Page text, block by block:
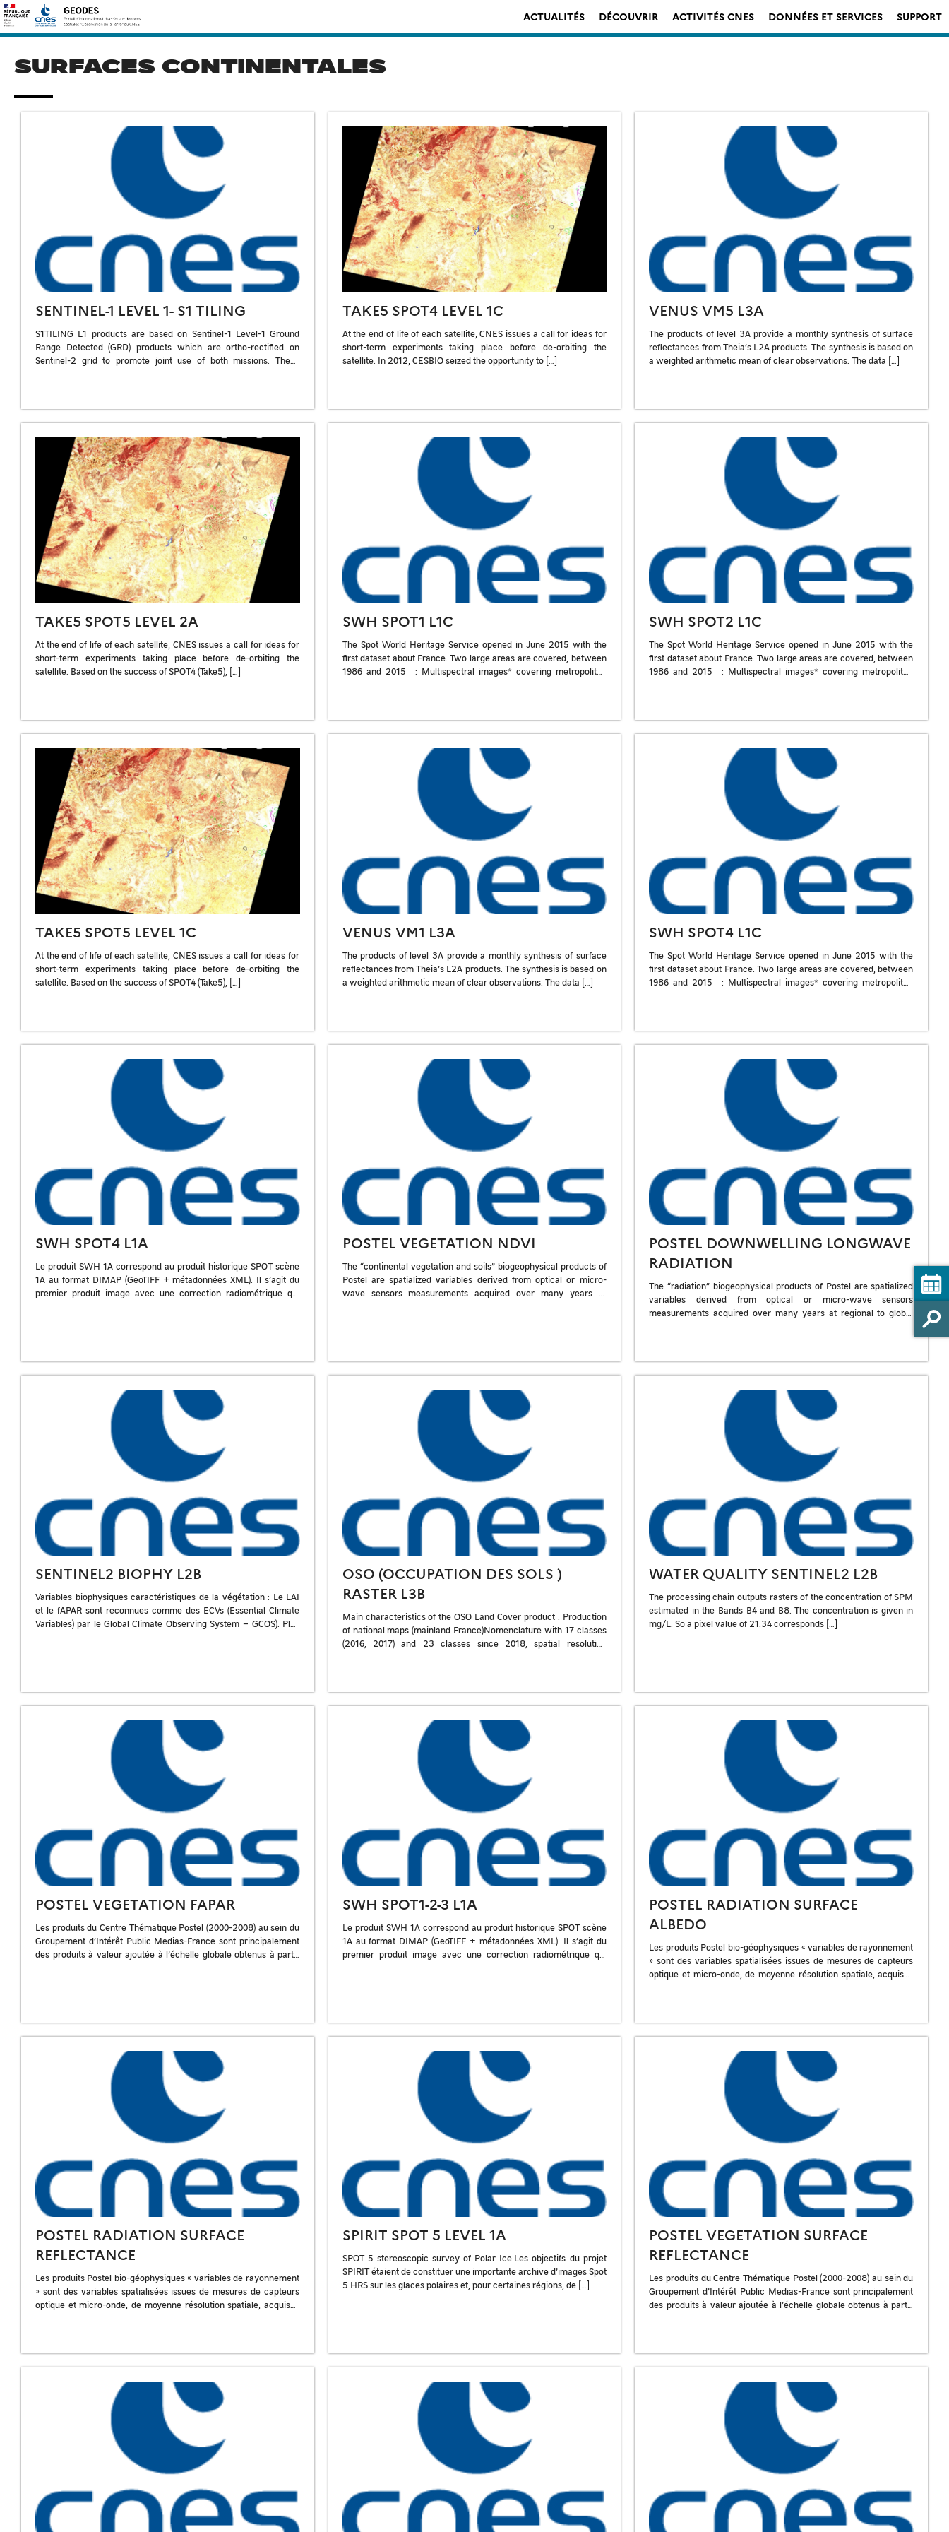
Skip
to
content
ACTUALITÉS DÉCOUVRIR ACTIVITÉS CNES DONNÉES ET SERVICES SUPPORT
SURFACES CONTINENTALES
SENTINEL-1 LEVEL 1- S1 TILING
S1TILING L1 products are based on Sentinel-1 Level-1 Ground
Range Detected (GRD) products which are ortho-rectified on
Sentinel-2 grid to promote joint use of both missions. These
TAKE5 SPOT4 LEVEL 1C
At the end of life of each satellite, CNES issues a call for ideas for
short-term experiments taking place before de-orbiting the
satellite. In 2012, CESBIO seized the opportunity to […]
VENUS VM5 L3A
The products of level 3A provide a monthly synthesis of surface
reflectances from Theia’s L2A products. The synthesis is based on
a weighted arithmetic mean of clear observations. The data […]
TAKE5 SPOT5 LEVEL 2A
At the end of life of each satellite, CNES issues a call for ideas for
short-term experiments taking place before de-orbiting the
satellite. Based on the success of SPOT4 (Take5), […]
SWH SPOT1 L1C
The Spot World Heritage Service opened in June 2015 with the
first dataset about France. Two large areas are covered, between
1986 and 2015 : Multispectral images* covering metropolitan
SWH SPOT2 L1C
The Spot World Heritage Service opened in June 2015 with the
first dataset about France. Two large areas are covered, between
1986 and 2015 : Multispectral images* covering metropolitan
TAKE5 SPOT5 LEVEL 1C
At the end of life of each satellite, CNES issues a call for ideas for
short-term experiments taking place before de-orbiting the
satellite. Based on the success of SPOT4 (Take5), […]
VENUS VM1 L3A
The products of level 3A provide a monthly synthesis of surface
reflectances from Theia’s L2A products. The synthesis is based on
a weighted arithmetic mean of clear observations. The data […]
SWH SPOT4 L1C
The Spot World Heritage Service opened in June 2015 with the
first dataset about France. Two large areas are covered, between
1986 and 2015 : Multispectral images* covering metropolitan
SWH SPOT4 L1A
Le produit SWH 1A correspond au produit historique SPOT scène
1A au format DIMAP (GeoTIFF + métadonnées XML). Il s’agit du
premier produit image avec une correction radiométrique qui
POSTEL VEGETATION NDVI
The “continental vegetation and soils” biogeophysical products of
Postel are spatialized variables derived from optical or micro-
wave sensors measurements acquired over many years at
POSTEL DOWNWELLING LONGWAVE
RADIATION
The “radiation” biogeophysical products of Postel are spatialized
variables derived from optical or micro-wave sensors
measurements acquired over many years at regional to global
SENTINEL2 BIOPHY L2B
Variables biophysiques caractéristiques de la végétation : Le LAI
et le fAPAR sont reconnues comme des ECVs (Essential Climate
Variables) par le Global Climate Observing System – GCOS). Plus
OSO (OCCUPATION DES SOLS )
RASTER L3B
Main characteristics of the OSO Land Cover product : Production
of national maps (mainland France)Nomenclature with 17 classes
(2016, 2017) and 23 classes since 2018, spatial resolution
WATER QUALITY SENTINEL2 L2B
The processing chain outputs rasters of the concentration of SPM
estimated in the Bands B4 and B8. The concentration is given in
mg/L. So a pixel value of 21.34 corresponds […]
POSTEL VEGETATION FAPAR
Les produits du Centre Thématique Postel (2000-2008) au sein du
Groupement d’Intérêt Public Medias-France sont principalement
des produits à valeur ajoutée à l’échelle globale obtenus à partir
SWH SPOT1-2-3 L1A
Le produit SWH 1A correspond au produit historique SPOT scène
1A au format DIMAP (GeoTIFF + métadonnées XML). Il s’agit du
premier produit image avec une correction radiométrique qui
POSTEL RADIATION SURFACE
ALBEDO
Les produits Postel bio-géophysiques « variables de rayonnement
» sont des variables spatialisées issues de mesures de capteurs
optique et micro-onde, de moyenne résolution spatiale, acquises
POSTEL RADIATION SURFACE
REFLECTANCE
Les produits Postel bio-géophysiques « variables de rayonnement
» sont des variables spatialisées issues de mesures de capteurs
optique et micro-onde, de moyenne résolution spatiale, acquises
SPIRIT SPOT 5 LEVEL 1A
SPOT 5 stereoscopic survey of Polar Ice.Les objectifs du projet
SPIRIT étaient de constituer une importante archive d’images Spot
5 HRS sur les glaces polaires et, pour certaines régions, de […]
POSTEL VEGETATION SURFACE
REFLECTANCE
Les produits du Centre Thématique Postel (2000-2008) au sein du
Groupement d’Intérêt Public Medias-France sont principalement
des produits à valeur ajoutée à l’échelle globale obtenus à partir